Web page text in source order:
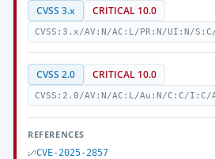
CVSS 3.x CRITICAL 10.0
CVSS:3.x/AV:N/AC:L/PR:N/UI:N/
CVSS 2.0 CRITICAL 10.0
CVSS:2.0/AV:N/AC:L/Au:N/C:C/I:C/
REFERENCES
CVE-2025-2857